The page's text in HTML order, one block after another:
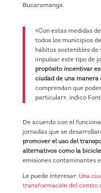
Bucaramanga.
«Con estas medidas
todos los municipios
hábitos sostenibles de
impulsar este tipo de
propósito incentivar
ciudad de una
comprendan que
particular», indicó
De acuerdo con el
jornadas que se
promover el uso del
alternativos como la
emisiones contaminantes
Le puede interesar: Una
transformación del centro